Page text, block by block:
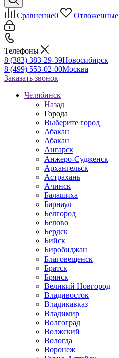
Сравнение0 Отложенные
Телефоны
8 (383) 383-29-39Новосибирск
8 (499) 553-02-00Москва
Заказать звонок
Челябинск
Назад
Города
Выберите город
Абакан
Абакан
Ангарск
Анжеро-Судженск
Архангельск
Астрахань
Ачинск
Балашиха
Барнаул
Белгород
Белово
Бердск
Бийск
Биробиджан
Благовещенск
Братск
Брянск
Великий Новгород
Владивосток
Владикавказ
Владимир
Волгоград
Волжский
Вологда
Воронеж